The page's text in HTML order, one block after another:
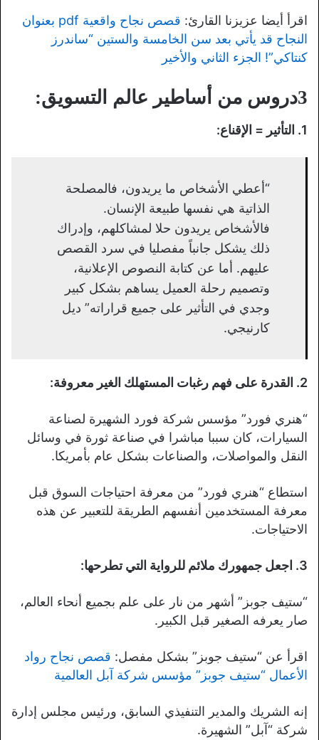
اقرأ أيضا عزيزنا القارئ:
قصص نجاح واقعية pdf بعنوان
النجاح قد يأتي بعد سن الخامسة والستين “ساندرز
كنتاكي”! الجزء الثاني والأخير
3دروس من أساطير عالم التسويق:
1. التأثير = الإقناع:
“أعطي الأشخاص ما يريدون، فالمصلحة
الذاتية هي نفسها طبيعة الإنسان.
فالأشخاص يريدون حلا لمشاكلهم، وإدراك
ذلك يشكل جانباً مفصليا في سرد القصص
عليهم. أما عن كتابة النصوص الإعلانية،
وتصميم رحلة العميل يساهم بشكل كبير
وجدي في التأثير على جميع قراراته” ديل
كارنيجي.
2. القدرة على فهم رغبات المستهلك الغير معروفة:
“هنري فورد” مؤسس شركة فورد الشهيرة لصناعة
السيارات، كان سببا مباشرا في صناعة ثورة في وسائل
النقل والمواصلات، والصناعات بشكل عام بأمريكا.
استطاع “هنري فورد” من معرفة احتياجات السوق قبل
معرفة المستخدمين أنفسهم الطريقة للتعبير عن هذه
الاحتياجات.
3. اجعل جمهورك ملائم للرواية التي تطرحها:
“ستيف جوبز” أشهر من نار على علم بجميع أنحاء العالم،
صار يعرفه الصغير قبل الكبير.
اقرأ عن “ستيف جوبز” بشكل مفصل: قصص نجاح رواد
الأعمال “ستيف جوبز” مؤسس شركة آبل العالمية
إنه الشريك والمدير التنفيذي السابق، ورئيس مجلس إدارة
شركة “آبل” الشهيرة.